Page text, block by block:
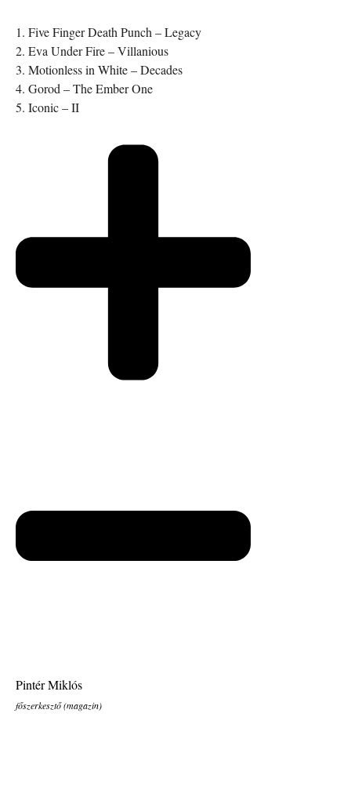
1. Five Finger Death Punch – Legacy
2. Eva Under Fire – Villanious
3. Motionless in White – Decades
4. Gorod – The Ember One
5. Iconic – II
Pintér Miklós
főszerkesztő (magazin)